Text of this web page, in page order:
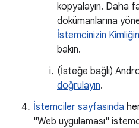
kopyalayın. Daha
dokümanlarına
İstemcinizin
bakın.
(İsteğe bağlı)
doğrulayın.
İstemciler sayfasında
"Web uygulaması"